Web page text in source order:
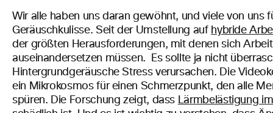
Wir alle haben uns daran gewöhnt, und viele von uns
Geräuschkulisse. Seit der Umstellung auf hybride
der größten Herausforderungen, mit denen sich
auseinandersetzen müssen.
Es sollte ja nicht
Hintergrundgeräusche Stress verursachen. Die
ein Mikrokosmos für einen Schmerzpunkt, den alle
spüren. Die Forschung zeigt, dass Lärmbelästigung